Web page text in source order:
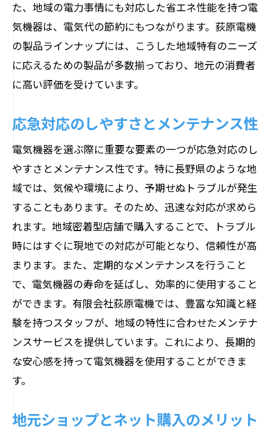
長野県の気候に適した暖房機器
湿度調整ができる最新技術
家庭用ロボットとスマート家電
健康管理に役立つ電気機器
家庭と業務両方で使える多機能機器
た、地域の電力事情にも対応した省エネ性能を持つ電
気機器は、電気代の節約にもつながります。荻原電機
の製品ラインナップには、こうした地域特有のニーズ
に応えるための製品が多数揃っており、地元の消費者
に高い評価を受けています。
応急対応のしやすさとメンテナンス性
電気機器を選ぶ際に重要な要素の一つが応急対応のし
やすさとメンテナンス性です。特に長野県のような地
域では、気候や環境により、予期せぬトラブルが発生
することもあります。そのため、迅速な対応が求めら
れます。地域密着型店舗で購入することで、トラブル
時にはすぐに現地での対応が可能となり、信頼性が高
まります。また、定期的なメンテナンスを行うこと
で、電気機器の寿命を延ばし、効率的に使用すること
ができます。有限会社荻原電機では、豊富な知識と経
験を持つスタッフが、地域の特性に合わせたメンテナ
ンスサービスを提供しています。これにより、長期的
な安心感を持って電気機器を使用することができま
す。
地元ショップとネット購入のメリット